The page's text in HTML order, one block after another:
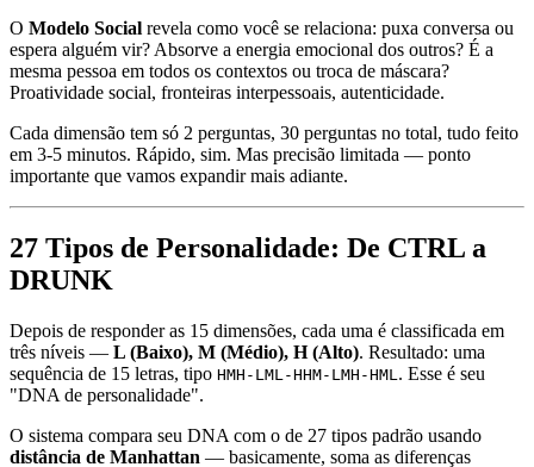
O Modelo Social revela como você se relaciona: puxa conversa ou
espera alguém vir? Absorve a energia emocional dos outros? É a
mesma pessoa em todos os contextos ou troca de máscara?
Proatividade social, fronteiras interpessoais, autenticidade.
Cada dimensão tem só 2 perguntas, 30 perguntas no total, tudo feito
em 3-5 minutos. Rápido, sim. Mas precisão limitada — ponto
importante que vamos expandir mais adiante.
27 Tipos de Personalidade: De CTRL a
DRUNK
Depois de responder as 15 dimensões, cada uma é classificada em
três níveis — L (Baixo), M (Médio), H (Alto). Resultado: uma
sequência de 15 letras, tipo HMH-LML-HHM-LMH-HML. Esse é seu
"DNA de personalidade".
O sistema compara seu DNA com o de 27 tipos padrão usando
distância de Manhattan — basicamente, soma as diferenças